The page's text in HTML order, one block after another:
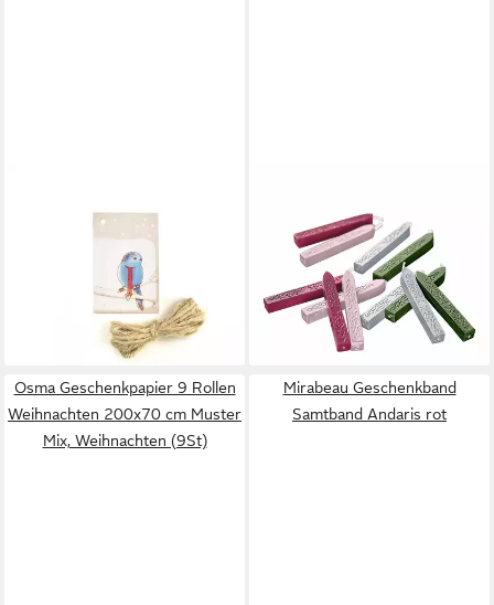
Geschenkband
Geschenkanhänger Vogel im
1,60 €
lieferbar - in 2-3 Werktagen bei dir
Geschenkband Siegelwachs
12er Set Movique bunt
14,95 € UVP 16,95 €
-12%
lieferbar - in 4-5 Werktagen bei dir
Osma Geschenkpapier 9 Rollen
Weihnachten 200x70 cm Muster
Mix, Weihnachten (9St)
Mirabeau Geschenkband
Samtband Andaris rot